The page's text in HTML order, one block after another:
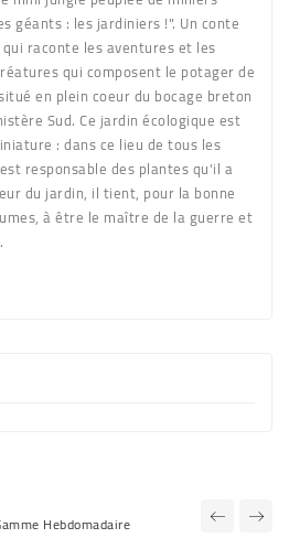
géants : les jardiniers !". Un conte
raconte les aventures et les
qui composent le potager de
en plein coeur du bocage breton
Sud. Ce jardin écologique est
: dans ce lieu de tous les
responsable des plantes qu'il a
du jardin, il tient, pour la bonne
à être le maître de la guerre et
Hebdomadaire